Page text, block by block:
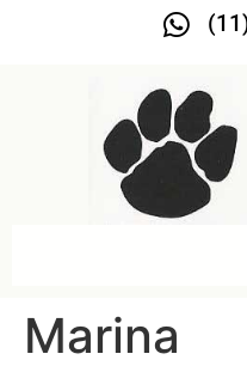
Marina